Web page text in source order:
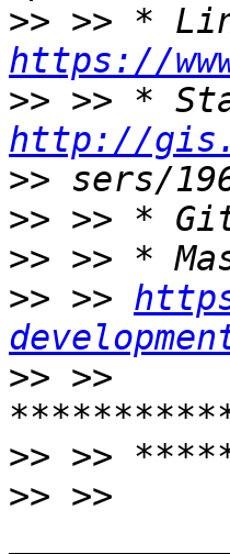
>>
https://
>>
http://
>>
>> >> *
>>
>> >>
>> >>
>>
>> >>